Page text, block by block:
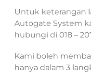
Untuk keterangan
Autogate System
hubungi di 018 –
Kami boleh
hanya dalam 3